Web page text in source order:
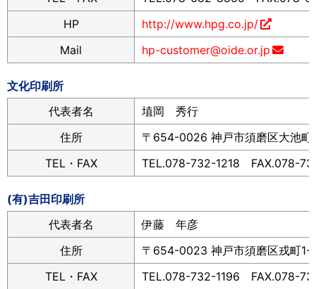
HP
http://www.hpg.co.jp/
Mail
hp-customer@oide.or.jp
文化印刷所
代表者名
埴岡 秀行
住所
〒654-0026 神戸市須磨区大池
TEL・FAX
TEL.078-732-1218 FAX.078-
(有)吉田印刷所
代表者名
伊藤 年彦
住所
〒654-0023 神戸市須磨区戎町1-
TEL・FAX
TEL.078-732-1196 FAX.078-